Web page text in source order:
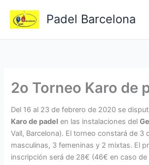
contenido
Padel Barcelona
2o Torneo Karo de
Del 16 al 23 de febrero de 2020 se
Karo de padel en las instalaciones del
Vall, Barcelona). El torneo constará de 3
masculinas, 3 femeninas y 2 mixtas. El
inscripción será de 28€ (46€ en caso